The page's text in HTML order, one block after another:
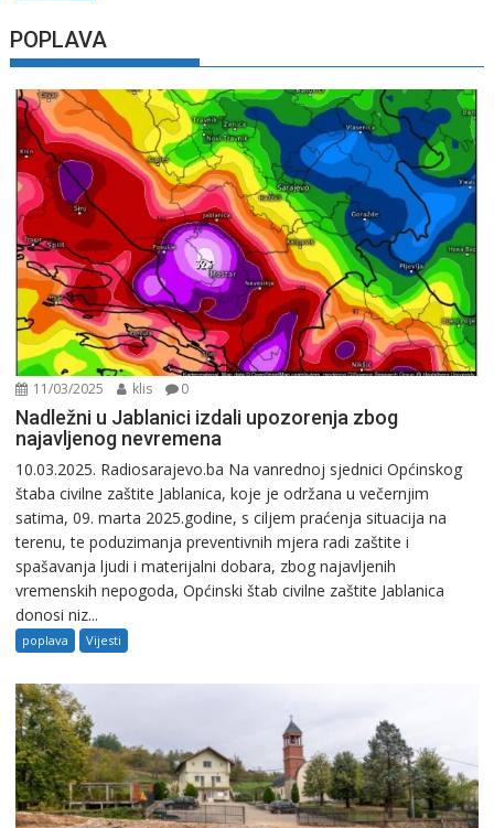
POPLAVA
11/03/2025 klis 0
Nadležni u Jablanici izdali upozorenja zbog
najavljenog nevremena
10.03.2025. Radiosarajevo.ba Na vanrednoj sjednici Općinskog
štaba civilne zaštite Jablanica, koje je održana u večernjim
satima, 09. marta 2025.godine, s ciljem praćenja situacija na
terenu, te poduzimanja preventivnih mjera radi zaštite i
spašavanja ljudi i materijalni dobara, zbog najavljenih
vremenskih nepogoda, Općinski štab civilne zaštite Jablanica
donosi niz...
poplava Vijesti